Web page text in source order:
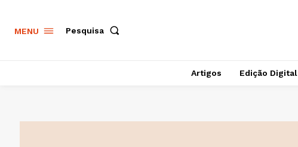
MENU Pesquisa
Artigos Edição Digital